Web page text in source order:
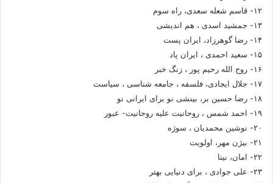
۱۲- قاسم شعله سعدی، راه سوم
۱۳- جمشید اسدی ، هم اندیشی
۱۴- رضا گوهرزاد، ایران پست
۱۵- سعید احمدی ، ایران پاد
۱۶- روح الله رحیم پور ، زنگ خبر
۱۷- جلال ایجادی، فلسفه ، جامعه شناسی ، سیاست
۱۸- رضا حسین بر، بینشی نو برای ایرانی نو
۱۹- احمد شمس ، روحانیت علیه روحانیت- عبور
۲۰- نوشین محمدیان ، سوژه
۲۱- بیژن مهر، اولویت
۲۲- امان، نینا
۲۳- علی جوادی ، برای دنیایی بهتر